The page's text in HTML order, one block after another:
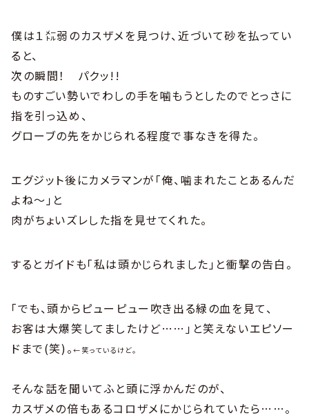
僕は１㍍弱のカスザメを見つけ、近づいて砂を払ってい
ると、
次の瞬間！ パクッ!!
ものすごい勢いでわしの手を噛もうとしたのでとっさに
指を引っ込め、
グローブの先をかじられる程度で事なきを得た。
エグジット後にカメラマンが｢俺、噛まれたことあるんだ
よね〜｣と
肉がちょいズレした指を見せてくれた。
するとガイドも｢私は頭かじられました｣と衝撃の告白。
｢でも、頭からピューピュー吹き出る緑の血を見て、
お客は大爆笑してましたけど……｣と笑えないエピソー
ドまで(笑)。←笑っているけど。
そんな話を聞いてふと頭に浮かんだのが、
カスザメの倍もあるコロザメにかじられていたら……。